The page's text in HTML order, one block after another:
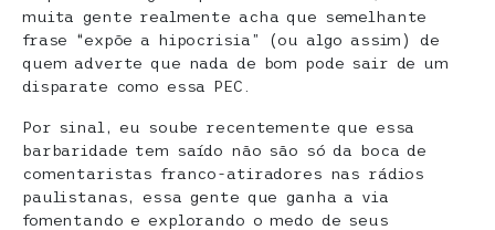
muita gente realmente acha que semelhante
frase “expõe a hipocrisia” (ou algo assim) de
quem adverte que nada de bom pode sair de um
disparate como essa PEC.
Por sinal, eu soube recentemente que essa
barbaridade tem saído não são só da boca de
comentaristas franco-atiradores nas rádios
paulistanas, essa gente que ganha a via
fomentando e explorando o medo de seus